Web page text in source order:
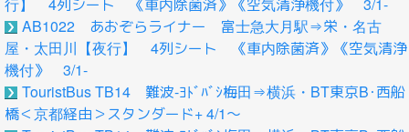
AB1022 あおぞらライナー 富士急大月駅⇒栄・名古
屋・太田川【夜行】 4列シート 《車内除菌済》《空気清浄
機付》 3/1-
TouristBus TB14 難波-ﾖﾄﾞﾊﾞｼ梅田⇒横浜・BT東京B･西船
橋＜京都経由＞スタンダード+ 4/1～